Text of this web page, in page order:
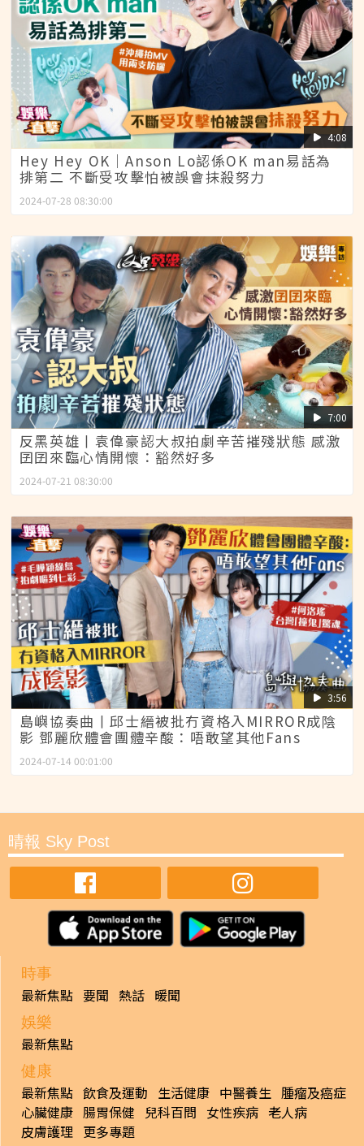
4:08
Hey Hey OK│Anson Lo認係OK man易話為
排第二 不斷受攻擊怕被誤會抹殺努力
2024-07-28 08:30:00
7:00
反黑英雄丨袁偉豪認大叔拍劇辛苦摧殘狀態 感激
囝囝來臨心情開懷：豁然好多
2024-07-21 08:30:00
3:56
島嶼協奏曲丨邱士縉被批冇資格入MIRROR成陰
影 鄧麗欣體會團體辛酸：唔敢望其他Fans
2024-07-14 00:01:00
晴報 Sky Post
時事
最新焦點 要聞 熱話 暖聞
娛樂
最新焦點
健康
最新焦點 飲食及運動 生活健康 中醫養生 腫瘤及癌症
心臟健康 腸胃保健 兒科百問 女性疾病 老人病
皮膚護理 更多專題